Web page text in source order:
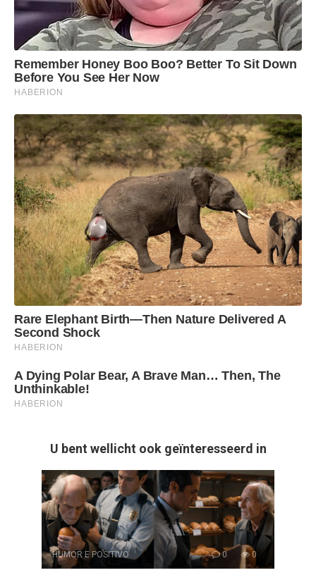
U bent wellicht ook geïnteresseerd in
HUMOR E POSITIVO 0 0